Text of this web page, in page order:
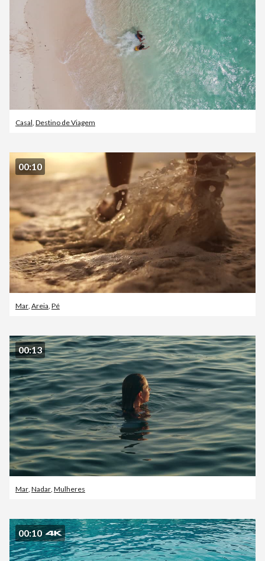
Casal Destino de Viagem
00:10
Mar Areia Pé
00:13
Mar Nadar Mulheres
00:10